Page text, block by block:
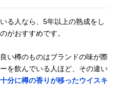
る人なら、5年以上の熟成をし
がおすすめです。
い樽のものはブランドの味が際
を飲んでいる人ほど、その違い
十分に樽の香りが移ったウイスキ